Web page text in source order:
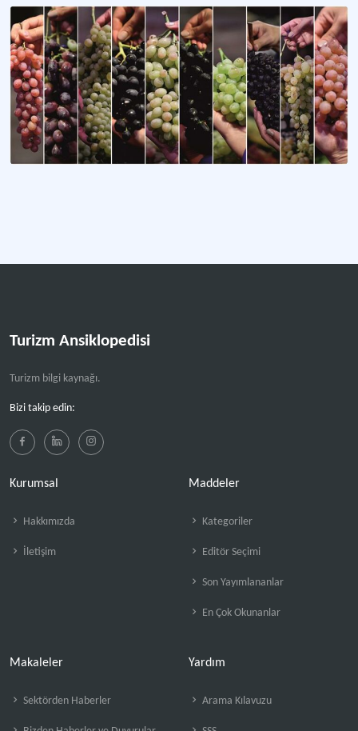
Turizm Ansiklopedisi
Turizm bilgi kaynağı.
Bizi takip edin:
Kurumsal
Hakkımızda
İletişim
Maddeler
Kategoriler
Editör Seçimi
Son Yayımlananlar
En Çok Okunanlar
Makaleler
Sektörden Haberler
Yardım
Arama Kılavuzu